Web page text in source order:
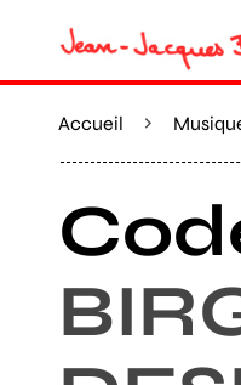
Accueil